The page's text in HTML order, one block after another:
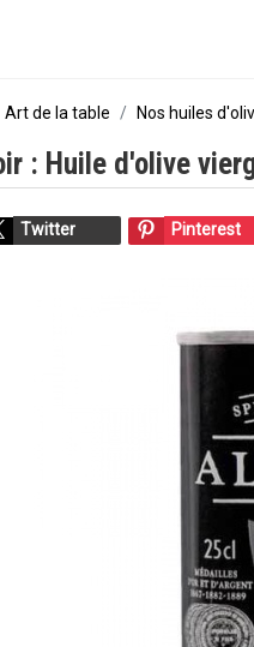
Art de la table Nos huiles
: Huile d'olive
Twitter Pinterest